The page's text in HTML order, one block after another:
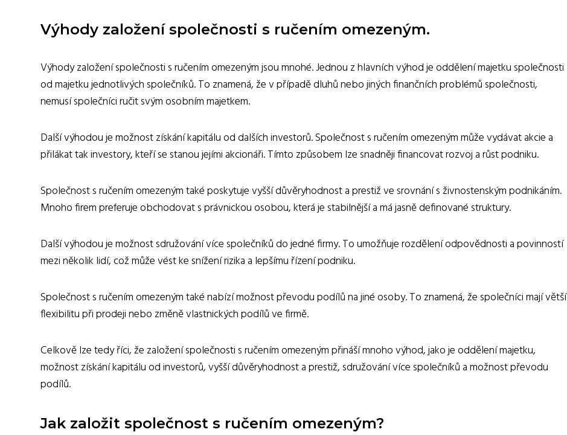
Výhody založení společnosti s ručením omezeným.
Výhody založení společnosti s ručením omezeným jsou mnohé. Jednou z hlavních výhod je oddělení majetku společnosti
od majetku jednotlivých společníků. To znamená, že v případě dluhů nebo jiných finančních problémů společnosti,
nemusí společníci ručit svým osobním majetkem.
Další výhodou je možnost získání kapitálu od dalších investorů. Společnost s ručením omezeným může vydávat akcie a
přilákat tak investory, kteří se stanou jejími akcionáři. Tímto způsobem lze snadněji financovat rozvoj a růst podniku.
Společnost s ručením omezeným také poskytuje vyšší důvěryhodnost a prestiž ve srovnání s živnostenským podnikáním.
Mnoho firem preferuje obchodovat s právnickou osobou, která je stabilnější a má jasně definované struktury.
Další výhodou je možnost sdružování více společníků do jedné firmy. To umožňuje rozdělení odpovědnosti a povinností
mezi několik lidí, což může vést ke snížení rizika a lepšímu řízení podniku.
Společnost s ručením omezeným také nabízí možnost převodu podílů na jiné osoby. To znamená, že společníci mají větší
flexibilitu při prodeji nebo změně vlastnických podílů ve firmě.
Celkově lze tedy říci, že založení společnosti s ručením omezeným přináší mnoho výhod, jako je oddělení majetku,
možnost získání kapitálu od investorů, vyšší důvěryhodnost a prestiž, sdružování více společníků a možnost převodu
podílů.
Jak založit společnost s ručením omezeným?